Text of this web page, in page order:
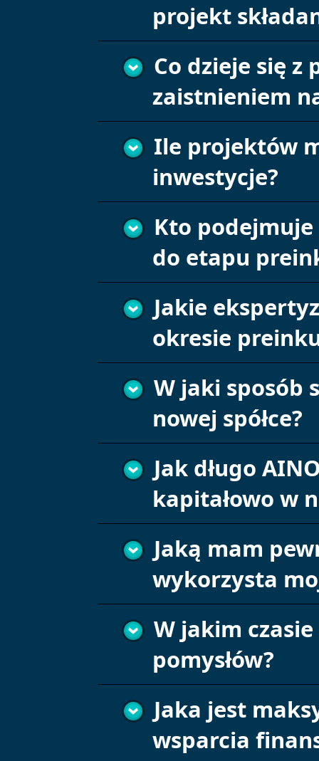
projekt
Co dzieje się z
zaistnieniem
Ile projektów
inwestycje?
Kto
do etapu
Jakie
okresie
W jaki sposób
nowej spółce?
Jak długo
kapitałowo w
Jaką mam
wykorzysta
W jakim
pomysłów?
Jaka jest
wsparcia